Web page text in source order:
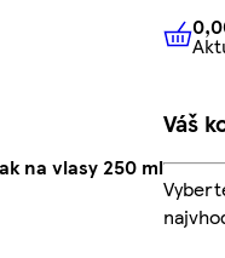
na vlasy 250 ml
Váš